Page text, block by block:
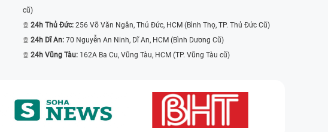
cũ)
24h Thủ Đức: 256 Võ Văn Ngân, Thủ Đức, HCM (Bình Thọ, TP. Thủ Đức Cũ)
24h Dĩ An: 70 Nguyễn An Ninh, Dĩ An, HCM (Bình Dương Cũ)
24h Vũng Tàu: 162A Ba Cu, Vũng Tàu, HCM (TP. Vũng Tàu cũ)